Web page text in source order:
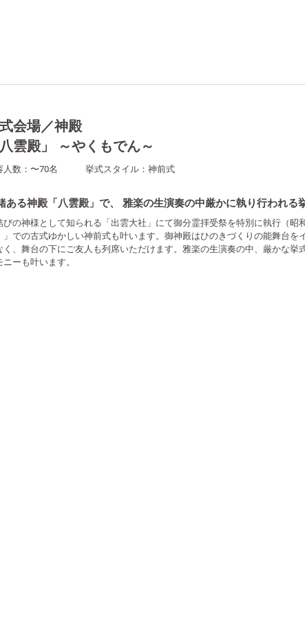
会場／神殿
雲殿」 ～やくもでん～
数： 〜70名 挙式スタイル： 神前式
ある神殿「八雲殿」で、 雅楽の生演奏の中厳かに執り行われる
びの神様として知られる「出雲大社」にて御分霊拝受祭を特別に執行（
」での古式ゆかしい神前式も叶います。御神殿はひのきづくりの能舞台
く、舞台の下にご友人も列席いただけます。雅楽の生演奏の中、厳かな
ーも叶います。